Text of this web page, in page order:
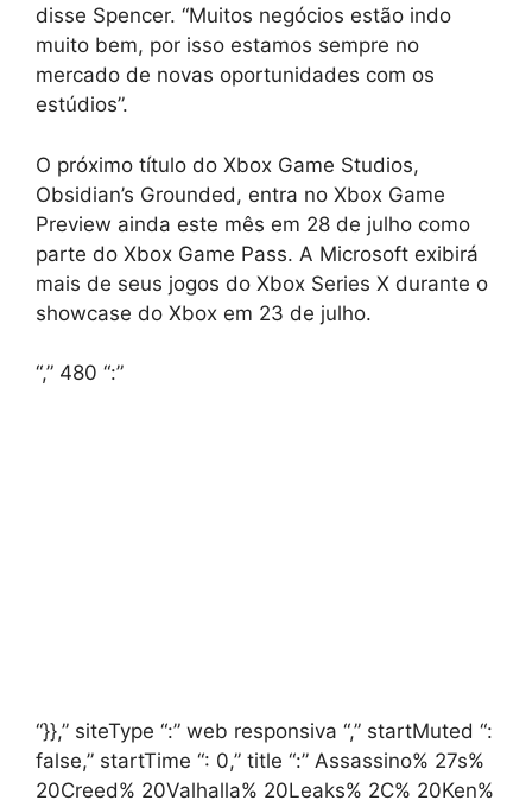
disse Spencer. “Muitos negócios estão indo
muito bem, por isso estamos sempre no
mercado de novas oportunidades com os
estúdios”.
O próximo título do Xbox Game Studios,
Obsidian’s Grounded, entra no Xbox Game
Preview ainda este mês em 28 de julho como
parte do Xbox Game Pass. A Microsoft exibirá
mais de seus jogos do Xbox Series X durante o
showcase do Xbox em 23 de julho.
“,” 480 “:”
“}},” siteType “:” web responsiva “,” startMuted “:
false,” startTime “: 0,” title “:” Assassino% 27s%
20Creed% 20Valhalla% 20Leaks% 2C% 20Ken%